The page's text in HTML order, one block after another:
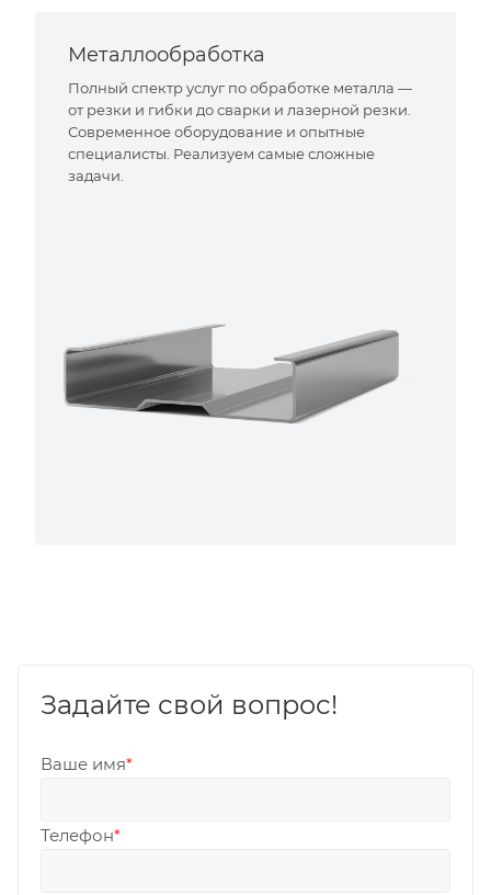
Металлообработка
Полный спектр услуг по обработке металла —
от резки и гибки до сварки и лазерной резки.
Современное оборудование и опытные
специалисты. Реализуем самые сложные
задачи.
Задайте свой вопрос!
Ваше имя*
Телефон*